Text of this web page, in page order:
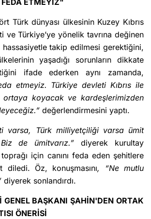
ETMEYİZ"
Türk dünyası ülkesinin Kuzey Kıbrıs
ve Türkiye’ye yönelik tavrına değinen
takip edilmesi gerektiğini,
yaşadığı sorunların dikkate
ifade ederken aynı zamanda,
etmeyiz. Türkiye devleti Kıbrıs ile
ortaya koyacak ve kardeşlerimizden
değerlendirmesini yaptı.
varsa, Türk milliyetçiliği varsa ümit
de ümitvarız.” diyerek kurultay
için canını feda eden şehitlere
diledi. Öz, konuşmasını, “Ne mutlu
diyerek sonlandırdı.
GENEL BAŞKANI ŞAHİN'DEN ORTAK
ÖNERİSİ